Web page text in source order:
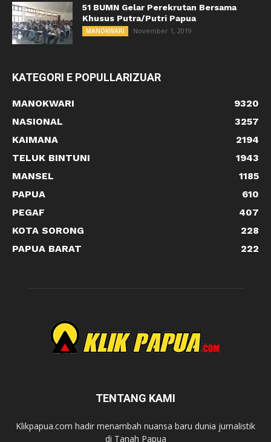
51 BUMN Gelar Perekrutan Bersama
Khusus Putra/Putri Papua
MANOKWARI November 1, 2019
KATEGORI E POPULLARIZUAR
MANOKWARI
9320
NASIONAL
3257
KAIMANA
2194
TELUK BINTUNI
1943
MANSEL
1185
PAPUA
610
PEGAF
407
KOTA SORONG
228
PAPUA BARAT
222
TENTANG KAMI
Klikpapua.com hadir menambah nuansa baru dunia jurnalistik
di Tanah Papua